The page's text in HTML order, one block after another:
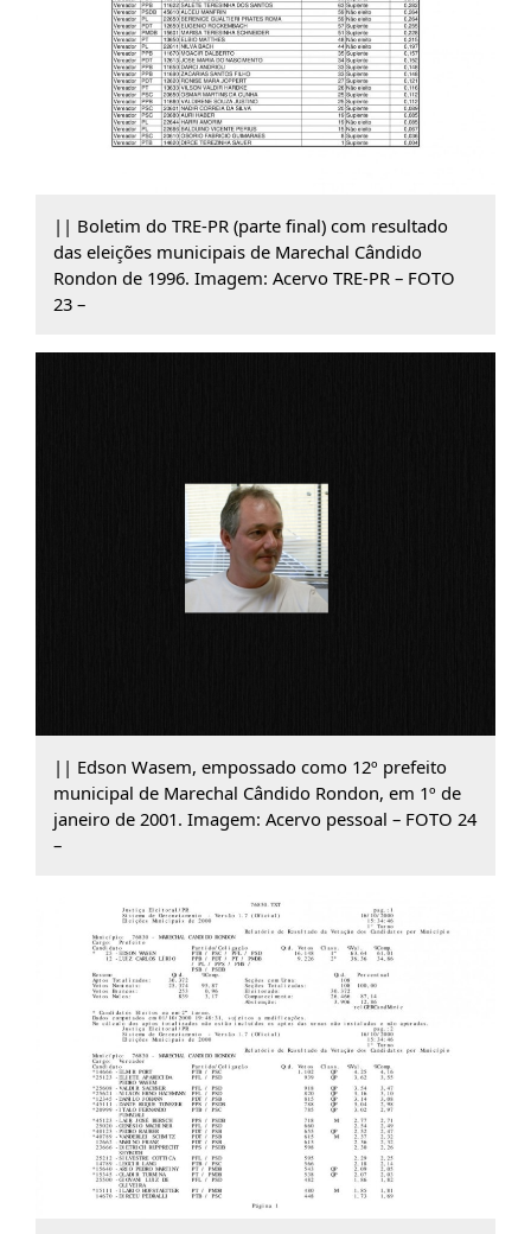
|| Boletim do TRE-PR (parte final) com resultado
das eleições municipais de Marechal Cândido
Rondon de 1996. Imagem: Acervo TRE-PR – FOTO
23 –
|| Edson Wasem, empossado como 12º prefeito
municipal de Marechal Cândido Rondon, em 1º de
janeiro de 2001. Imagem: Acervo pessoal – FOTO 24
–